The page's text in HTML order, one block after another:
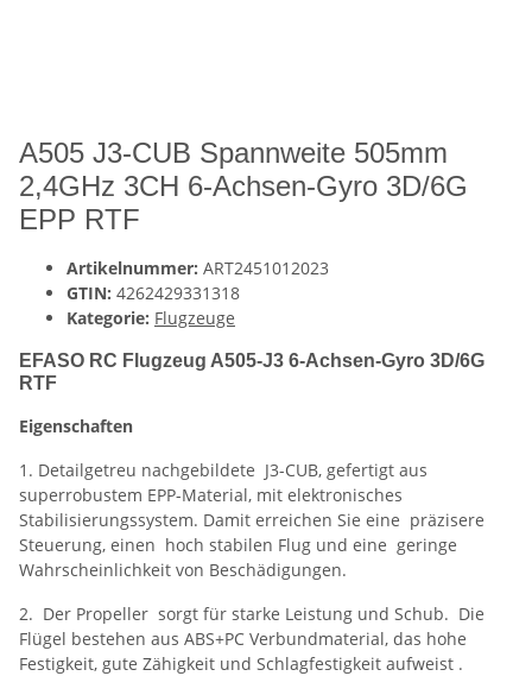
A505 J3-CUB Spannweite 505mm
2,4GHz 3CH 6-Achsen-Gyro 3D/6G
EPP RTF
Artikelnummer: ART2451012023
GTIN: 4262429331318
Kategorie: Flugzeuge
EFASO RC Flugzeug A505-J3 6-Achsen-Gyro 3D/6G
RTF
Eigenschaften
1. Detailgetreu nachgebildete J3-CUB, gefertigt aus
superrobustem EPP-Material, mit elektronisches
Stabilisierungssystem. Damit erreichen Sie eine präzisere
Steuerung, einen hoch stabilen Flug und eine geringe
Wahrscheinlichkeit von Beschädigungen.
2. Der Propeller sorgt für starke Leistung und Schub. Die
Flügel bestehen aus ABS+PC Verbundmaterial, das hohe
Festigkeit, gute Zähigkeit und Schlagfestigkeit aufweist .